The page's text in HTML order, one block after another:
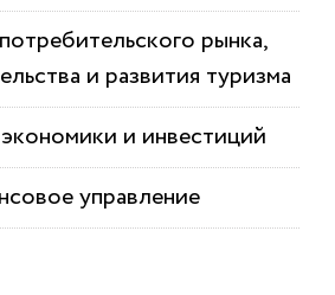
рынка,
и развития туризма
и инвестиций
управление